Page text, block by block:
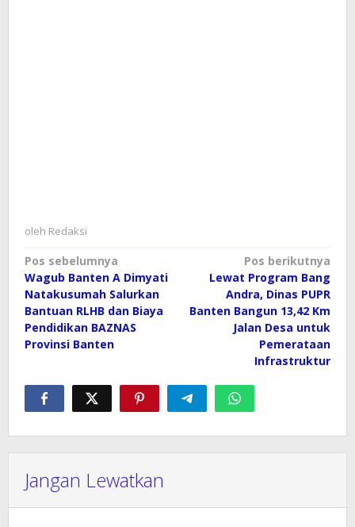
oleh Redaksi
Navigasi
pos
Pos sebelumnya
Wagub Banten A Dimyati
Natakusumah Salurkan
Bantuan RLHB dan Biaya
Pendidikan BAZNAS
Provinsi Banten
Pos berikutnya
Lewat Program Bang
Andra, Dinas PUPR
Banten Bangun 13,42 Km
Jalan Desa untuk
Pemerataan
Infrastruktur
Jangan Lewatkan